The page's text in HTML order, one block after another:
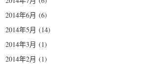
2014年6月 (6)
2014年5月 (14)
2014年3月 (1)
2014年2月 (1)